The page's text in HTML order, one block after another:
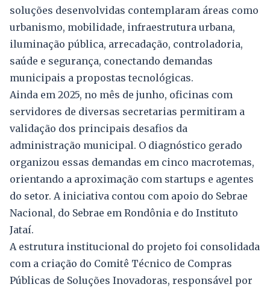
soluções desenvolvidas contemplaram áreas como
urbanismo, mobilidade, infraestrutura urbana,
iluminação pública, arrecadação, controladoria,
saúde e segurança, conectando demandas
municipais a propostas tecnológicas.
Ainda em 2025, no mês de junho, oficinas com
servidores de diversas secretarias permitiram a
validação dos principais desafios da
administração municipal. O diagnóstico gerado
organizou essas demandas em cinco macrotemas,
orientando a aproximação com startups e agentes
do setor. A iniciativa contou com apoio do Sebrae
Nacional, do Sebrae em Rondônia e do Instituto
Jataí.
A estrutura institucional do projeto foi consolidada
com a criação do Comitê Técnico de Compras
Públicas de Soluções Inovadoras, responsável por